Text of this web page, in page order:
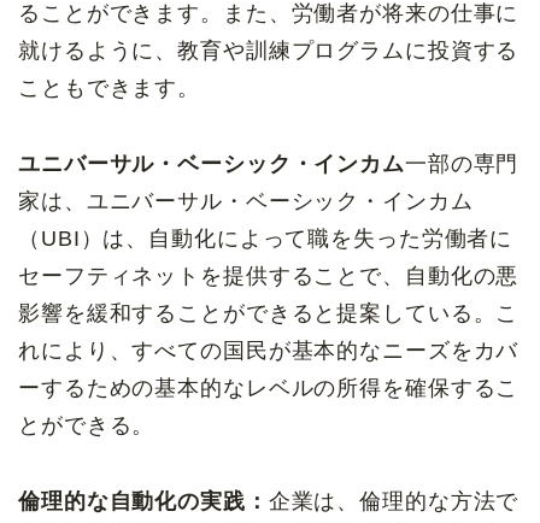
ることができます。また、労働者が将来の仕事に
就けるように、教育や訓練プログラムに投資する
こともできます。
ユニバーサル・ベーシック・インカム一部の専門
家は、ユニバーサル・ベーシック・インカム
（UBI）は、自動化によって職を失った労働者に
セーフティネットを提供することで、自動化の悪
影響を緩和することができると提案している。こ
れにより、すべての国民が基本的なニーズをカバ
ーするための基本的なレベルの所得を確保するこ
とができる。
倫理的な自動化の実践： 企業は、倫理的な方法で